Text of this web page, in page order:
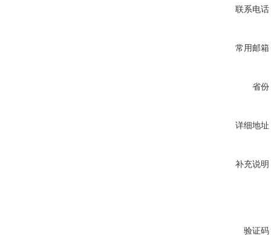
联系电话
常用邮箱
省份
详细地址
补充说明
验证码